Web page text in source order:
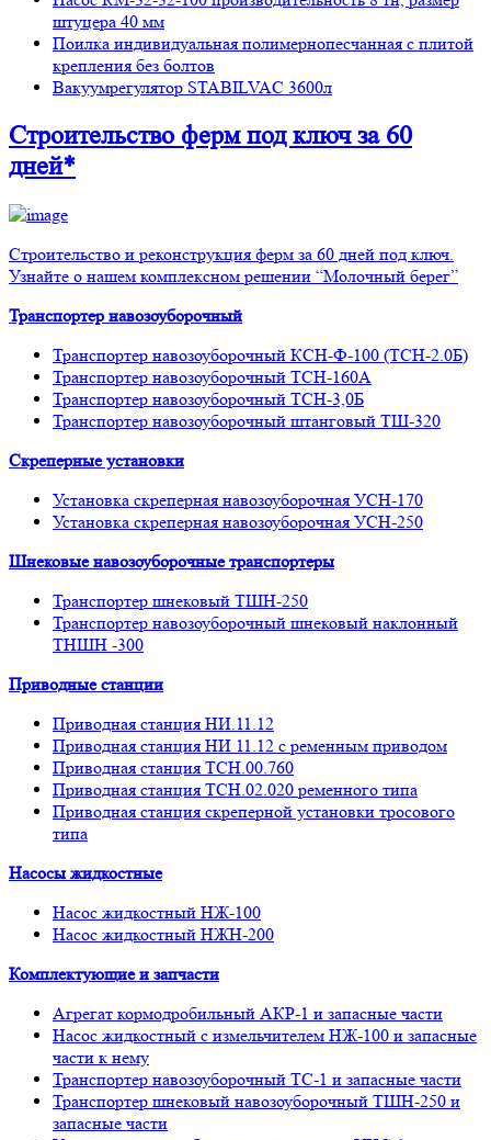
штуцера 40 мм
Поилка индивидуальная полимернопесчанная с плитой
крепления без болтов
Вакуумрегулятор STABILVAC 3600л
Строительство фермпод ключ за 60
дней*
Строительство и реконструкция ферм за 60 дней под ключ.
Узнайте о нашем комплексном решении “Молочный берег”
Транспортер навозоуборочный
Транспортер навозоуборочный КСН-Ф-100 (ТСН-2.0Б)
Транспортер навозоуборочный ТСН-160А
Транспортер навозоуборочный ТСН-3,0Б
Транспортер навозоуборочный штанговый ТШ-320
Скреперные установки
Установка скреперная навозоуборочная УСН-170
Установка скреперная навозоуборочная УСН-250
Шнековые навозоуборочные транспортеры
Транспортер шнековый ТШН-250
Транспортер навозоуборочный шнековый наклонный
ТНШН -300
Приводные станции
Приводная станция НИ.11.12
Приводная станция НИ 11.12 с ременным приводом
Приводная станция ТСН.00.760
Приводная станция ТСН.02.020 ременного типа
Приводная станция скреперной установки тросового
типа
Насосы жидкостные
Насос жидкостный НЖ-100
Насос жидкостный НЖН-200
Комплектующие и запчасти
Агрегат кормодробильный АКР-1 и запасные части
Насос жидкостный с измельчителем НЖ-100 и запасные
части к нему
Транспортер навозоуборочный ТС-1 и запасные части
Транспортер шнековый навозоуборочный ТШН-250 и
запасные части